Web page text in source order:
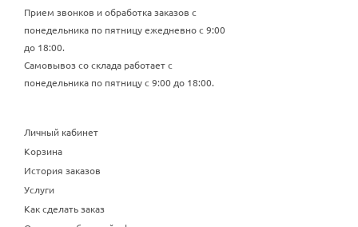
Прием звонков и обработка заказов с
понедельника по пятницу ежедневно с 9:00
до 18:00.
Самовывоз со склада работает с
понедельника по пятницу с 9:00 до 18:00.
Личный кабинет
Корзина
История заказов
Услуги
Как сделать заказ